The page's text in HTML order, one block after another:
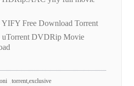
Free Download Torrent
uTorrent DVDRip Movie
torrent,exclusive